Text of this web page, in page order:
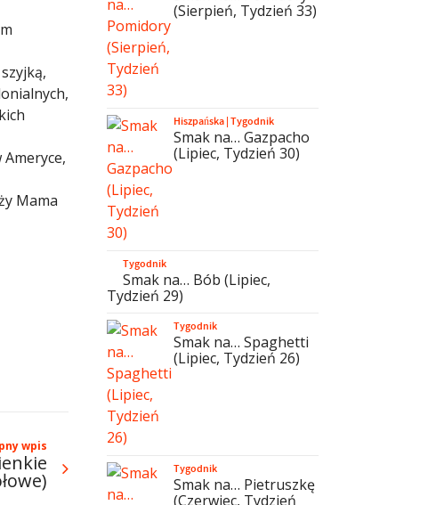
Mama
wpis
(Sierpień, Tydzień 33)
Hiszpańska|Tygodnik
Smak na… Gazpacho
(Lipiec, Tydzień 30)
Tygodnik
Smak na… Bób (Lipiec,
Tydzień 29)
Tygodnik
Smak na… Spaghetti
(Lipiec, Tydzień 26)
Tygodnik
Smak na… Pietruszkę
(Czerwiec, Tydzień